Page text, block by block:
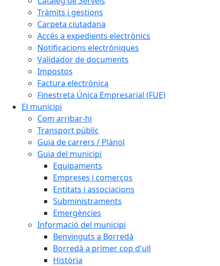
Tràmits i gestions
Carpeta ciutadana
Accés a expedients electrònics
Notificacions electròniques
Validador de documents
Impostos
Factura electrònica
Finestreta Única Empresarial (FUE)
El municipi
Com arribar-hi
Transport públic
Guia de carrers / Plànol
Guia del municipi
Equipaments
Empreses i comerços
Entitats i associacions
Subministraments
Emergències
Informació del municipi
Benvinguts a Borredà
Borredà a primer cop d'ull
Història